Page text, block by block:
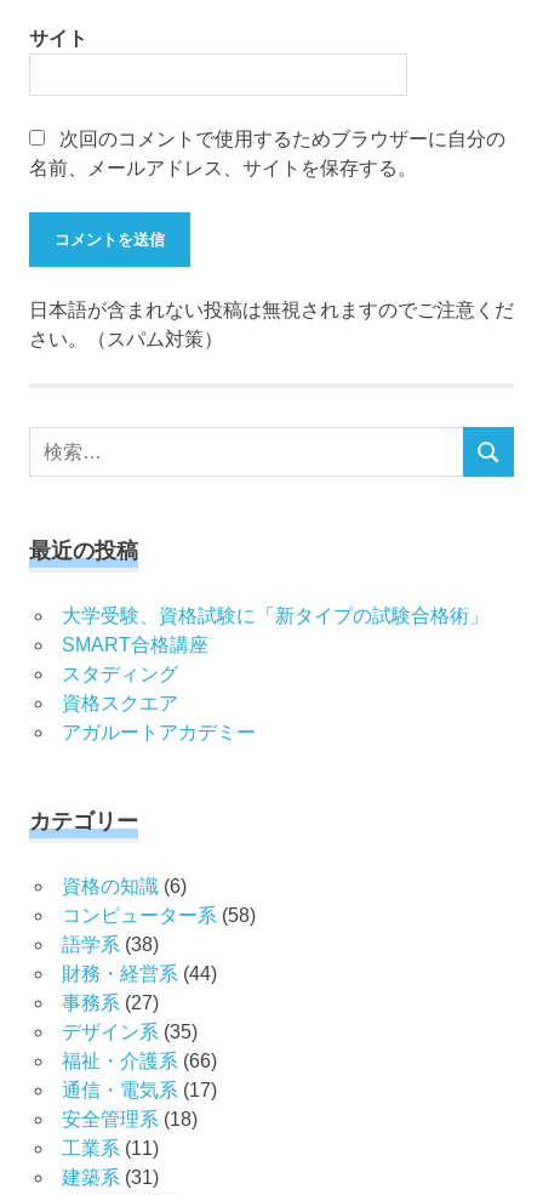
サイト
次回のコメントで使用するためブラウザーに自分の
名前、メールアドレス、サイトを保存する。
日本語が含まれない投稿は無視されますのでご注意くだ
さい。（スパム対策）
検
検
最近の投稿
大学受験、資格試験に「新タイプの試験合格術」
SMART合格講座
スタディング
資格スクエア
アガルートアカデミー
カテゴリー
資格の知識(6)
コンピューター系 (58)
語学系 (38)
財務・経営系 (44)
事務系 (27)
デザイン系 (35)
福祉・介護系 (66)
通信・電気系 (17)
安全管理系 (18)
工業系 (11)
建築系 (31)